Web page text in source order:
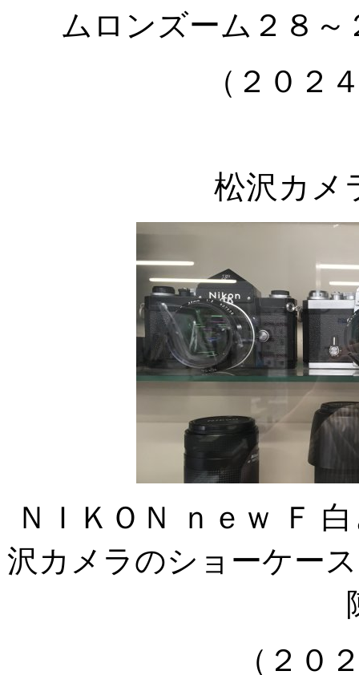
ムロンズーム２８
（２０２
松沢カメ
ＮＩＫＯＮ ｎｅｗ Ｆ
沢カメラのショーケー
（２０